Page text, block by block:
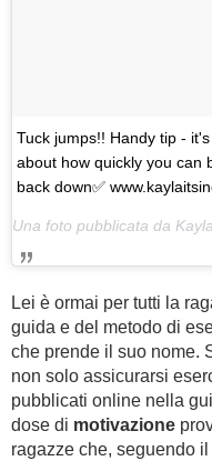
Tuck jumps!! Handy tip -
about how quickly you can
back down✅
Una foto pubblicata da
Lei è ormai per tutti la
guida e del metodo di
che prende il suo nome.
non solo assicurarsi
pubblicati online nella
dose di motivazione
ragazze che, seguendo